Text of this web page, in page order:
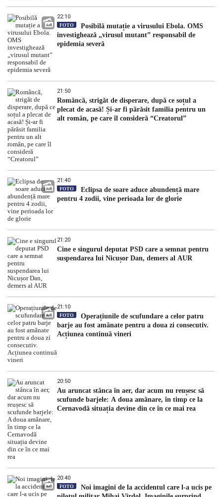
22:10
FOTO
Posibilă mutație a virusului Ebola. OMS
investighează „virusul mutant” responsabil de
epidemia severă
21:50
Româncă, strigăt de disperare, după ce soțul a
plecat de acasă! Și-ar fi părăsit familia pentru un
alt român, pe care îl consideră “Creatorul”
21:40
FOTO
Eclipsa de soare aduce abundență mare
pentru 4 zodii, vine perioada lor de glorie
21:20
Cine e singurul deputat PSD care a semnat pentru
suspendarea lui Nicușor Dan, demers al AUR
21:10
FOTO
Operațiunile de scufundare a celor patru
barje au fost amânate pentru a doua zi consecutiv.
Acțiunea continuă vineri
20:50
Au aruncat stânca în aer, dar acum nu reușesc să
scufunde barjele: A doua amânare, în timp ce la
Cernavodă situația devine din ce în ce mai rea
20:40
FOTO
Noi imagini de la accidentul care l-a ucis pe